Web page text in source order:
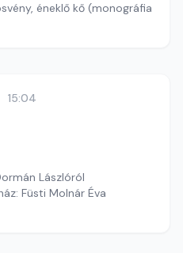
éneklő kő (monográfia
15:04
Lászlóról
Füsti Molnár Éva